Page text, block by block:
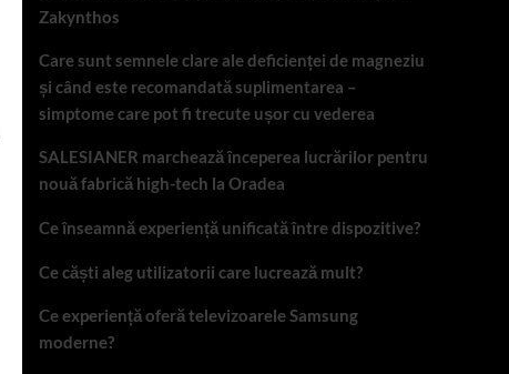
Zakynthos
Care sunt semnele clare ale deficienței de magneziu
și când este recomandată suplimentarea –
simptome care pot fi trecute ușor cu vederea
SALESIANER marchează începerea lucrărilor pentru
nouă fabrică high-tech la Oradea
Ce înseamnă experiență unificată între dispozitive?
Ce căști aleg utilizatorii care lucrează mult?
Ce experiență oferă televizoarele Samsung
moderne?